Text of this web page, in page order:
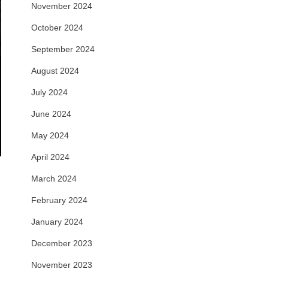
November 2024
October 2024
September 2024
August 2024
July 2024
June 2024
May 2024
April 2024
March 2024
February 2024
January 2024
December 2023
November 2023